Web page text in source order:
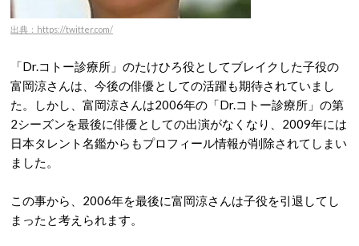
出典：https://twitter.com/
「Dr.コトー診療所」のたけひろ役としてブレイクした子役の
富岡涼さんは、今後の俳優としての活躍も期待されていまし
た。しかし、富岡涼さんは2006年の「Dr.コトー診療所」の第
2シーズンを最後に俳優としての出演がなくなり、2009年には
日本タレント名鑑からもプロフィール情報が削除されてしまい
ました。
この事から、2006年を最後に富岡涼さんは子役を引退してし
まったと考えられます。